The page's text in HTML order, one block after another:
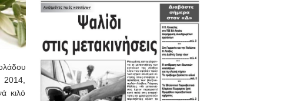
κιλό